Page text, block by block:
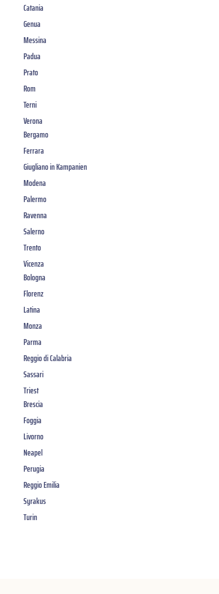
Catania
Genua
Messina
Padua
Prato
Rom
Terni
Verona
Bergamo
Ferrara
Giugliano in Kampanien
Modena
Palermo
Ravenna
Salerno
Trento
Vicenza
Bologna
Florenz
Latina
Monza
Parma
Reggio di Calabria
Sassari
Triest
Brescia
Foggia
Livorno
Neapel
Perugia
Reggio Emilia
Syrakus
Turin